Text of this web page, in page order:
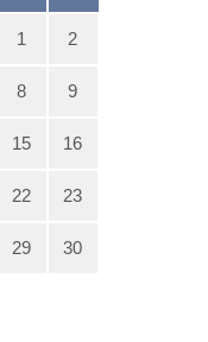
1 2
8 9
15 16
22 23
29 30